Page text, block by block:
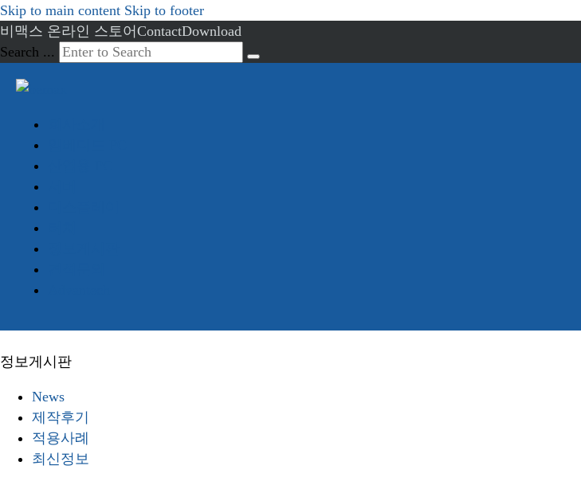
Skip to main content Skip to footer
비맥스 온라인 스토어 ContactDownload
Search ...
정보게시판
News
제작후기
적용사례
최신정보